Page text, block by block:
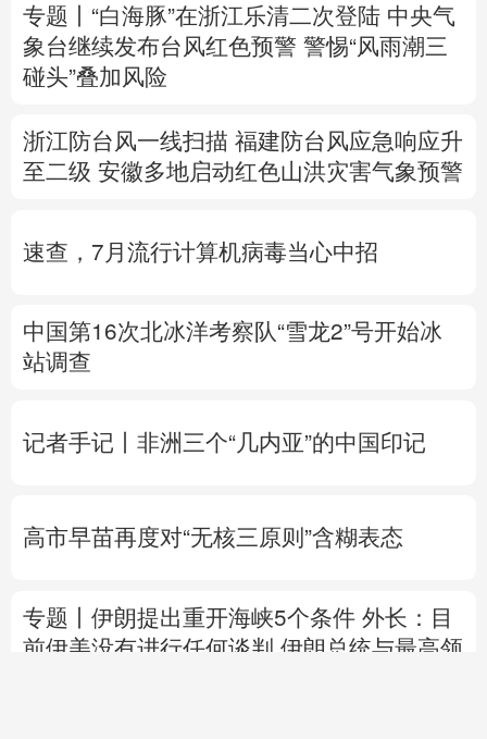
专题丨 “白海豚”在浙江乐清二次登陆 中央气
象台继续发布台风红色预警 警惕“风雨潮三
碰头”叠加风险
浙江防台风一线扫描 福建防台风应急响应升
至二级 安徽多地启动红色山洪灾害气象预警
速查，7月流行计算机病毒当心中招
中国第16次北冰洋考察队“雪龙2”号开始冰
站调查
记者手记丨非洲三个“几内亚”的中国印记
高市早苗再度对“无核三原则”含糊表态
专题丨 伊朗提出重开海峡5个条件 外长：目
前伊美没有进行任何谈判 伊朗总统与最高领